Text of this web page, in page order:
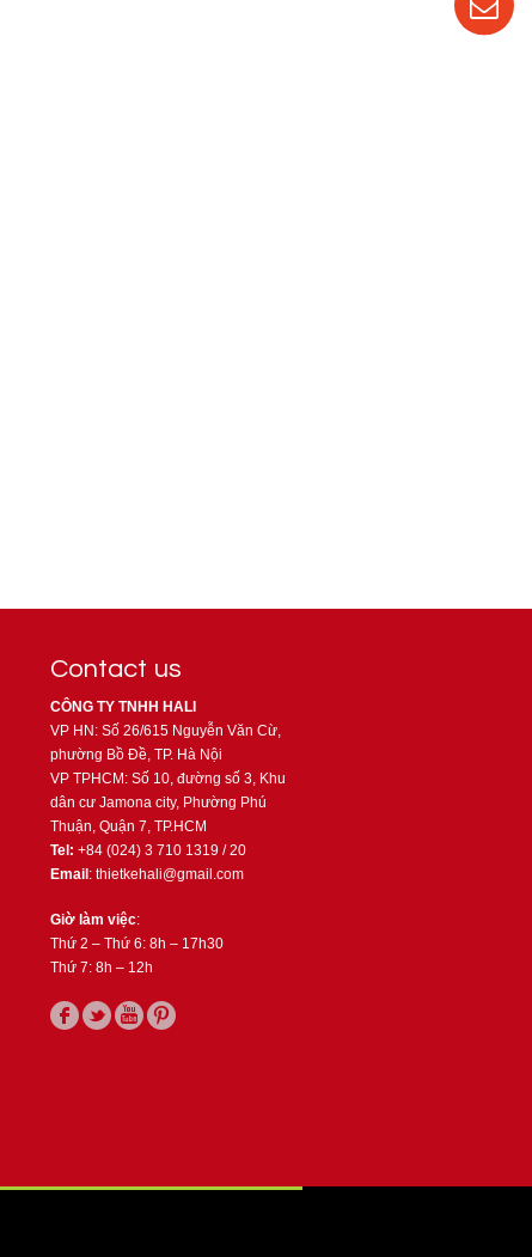
Contact us
CÔNG TY TNHH HALI
VP HN: Số 26/615 Nguyễn Văn Cừ,
phường Bồ Đề, TP. Hà Nội
VP TPHCM: Số 10, đường số 3, Khu
dân cư Jamona city, Phường Phú
Thuận, Quận 7, TP.HCM
Tel: +84 (024) 3 710 1319 / 20
Email : thietkehali@gmail.com
Giờ làm việc:
Thứ 2 – Thứ 6: 8h – 17h30
Thứ 7: 8h – 12h